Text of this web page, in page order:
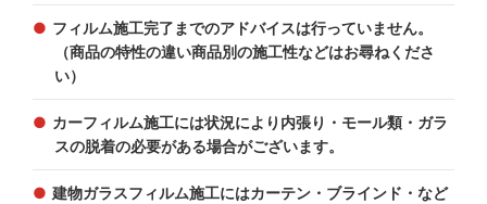
フィルム施工完了までのアドバイスは行っていません。
（商品の特性の違い商品別の施工性などはお尋ねくださ
い）
カーフィルム施工には状況により内張り・モール類・ガラ
スの脱着の必要がある場合がございます。
建物ガラスフィルム施工にはカーテン・ブラインド・など